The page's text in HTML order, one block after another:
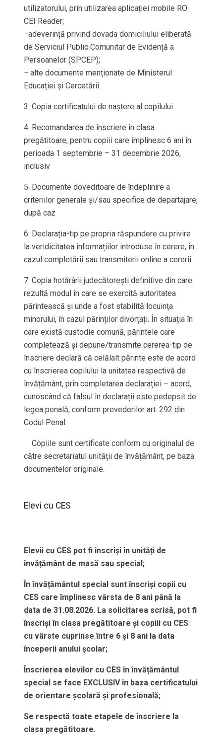
utilizatorului, prin utilizarea aplicației mobile RO
CEI Reader;
−adeverință privind dovada domiciliului eliberată
de Serviciul Public Comunitar de Evidență a
Persoanelor (SPCEP);
− alte documente menționate de Ministerul
Educației și Cercetării.
3. Copia certificatului de naștere al copilului
4. Recomandarea de înscriere în clasa
pregătitoare, pentru copiii care împlinesc 6 ani în
perioada 1 septembrie – 31 decembrie 2026,
inclusiv
5. Documente doveditoare de îndeplinire a
criteriilor generale și/sau specifice de departajare,
după caz
6. Declarația-tip pe propria răspundere cu privire
la veridicitatea informațiilor introduse în cerere, în
cazul completării sau transmiterii online a cererii
7. Copia hotărârii judecătorești definitive din care
rezultă modul în care se exercită autoritatea
părintească și unde a fost stabilită locuința
minorului, în cazul părinților divorțați. În situația în
care există custodie comună, părintele care
completează și depune/transmite cererea-tip de
înscriere declară că celălalt părinte este de acord
cu înscrierea copilului la unitatea respectivă de
învățământ, prin completarea declarației – acord,
cunoscând că falsul în declarații este pedepsit de
legea penală, conform prevederilor art. 292 din
Codul Penal.
Copiile sunt certificate conform cu originalul de
către secretariatul unității de învățământ, pe baza
documentelor originale.
Elevi cu CES
Elevii cu CES pot fi înscriși în unități de
învățământ de masă sau special;
În învățământul special sunt înscriși copii cu
CES care împlinesc vârsta de 8 ani până la
data de 31.08.2026. La solicitarea scrisă, pot fi
înscriși în clasa pregătitoare și copiii cu CES
cu vârste cuprinse între 6 și 8 ani la data
începerii anului școlar;
Înscrierea elevilor cu CES în învățământul
special se face EXCLUSIV în baza certificatului
de orientare școlară și profesională;
Se respectă toate etapele de înscriere la
clasa pregătitoare.